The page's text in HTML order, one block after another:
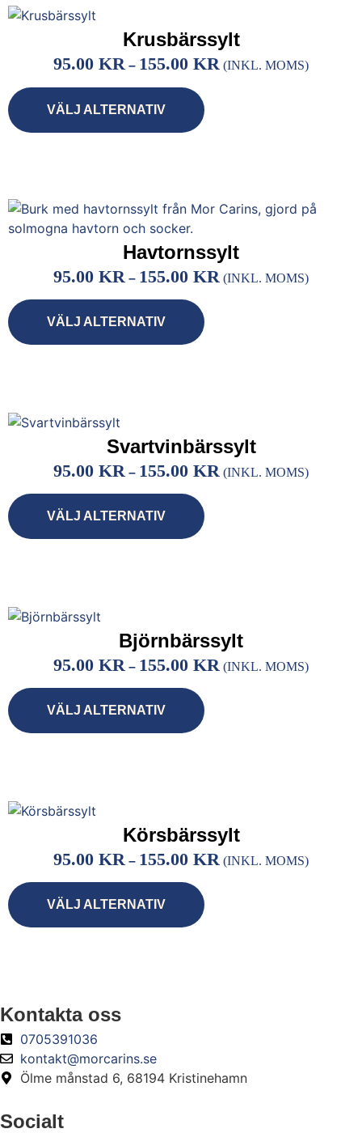
Krusbärssylt
95.00 KR – 155.00 KR (INKL. MOMS)
VÄLJ ALTERNATIV
Havtornssylt
95.00 KR – 155.00 KR (INKL. MOMS)
VÄLJ ALTERNATIV
Svartvinbärssylt
95.00 KR – 155.00 KR (INKL. MOMS)
VÄLJ ALTERNATIV
Björnbärssylt
95.00 KR – 155.00 KR (INKL. MOMS)
VÄLJ ALTERNATIV
Körsbärssylt
95.00 KR – 155.00 KR (INKL. MOMS)
VÄLJ ALTERNATIV
Kontakta oss
0705391036
kontakt@morcarins.se
Ölme månstad 6, 68194 Kristinehamn
Socialt